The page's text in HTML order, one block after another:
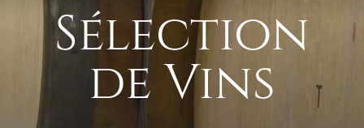
Sélection
de Vins